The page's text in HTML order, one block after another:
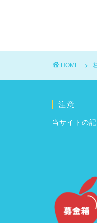
HOME
注意
当サイトの